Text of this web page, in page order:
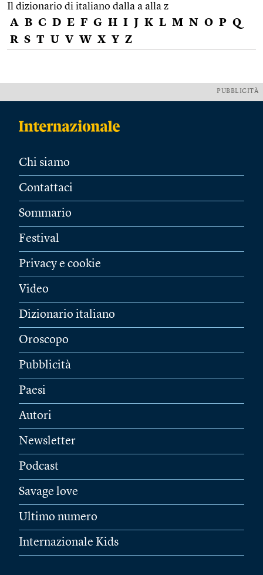
Il dizionario di italiano dalla a alla z
A B C D E F G H I J K L M N O P Q
R S T U V W X Y Z
PUBBLICITÀ
Chi siamo
Contattaci
Sommario
Festival
Privacy e cookie
Video
Dizionario italiano
Oroscopo
Pubblicità
Paesi
Autori
Newsletter
Podcast
Savage love
Ultimo numero
Internazionale Kids